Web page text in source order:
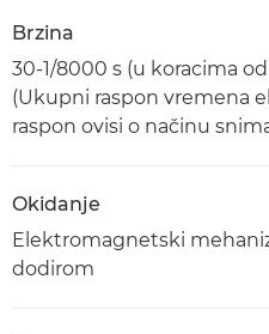
Brzina
30-1/8000 s (u koracima od
(Ukupni raspon vremena
raspon ovisi o načinu
Okidanje
Elektromagnetski
dodirom